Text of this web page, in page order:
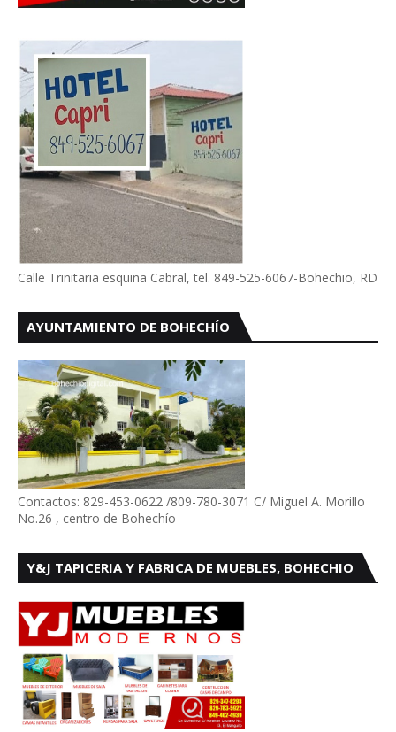
Calle Trinitaria esquina Cabral, tel. 849-525-6067-Bohechio, RD
AYUNTAMIENTO DE BOHECHÍO
Contactos: 829-453-0622 /809-780-3071 C/ Miguel A. Morillo
No.26 , centro de Bohechío
Y&J TAPICERIA Y FABRICA DE MUEBLES, BOHECHIO